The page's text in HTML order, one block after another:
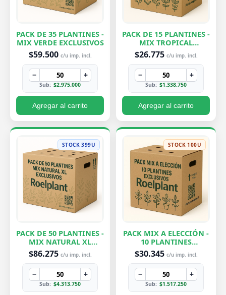
PACK DE 35 PLANTINES -
MIX VERDE EXCLUSIVOS
$59.500 c/u imp. incl.
− +
Sub: $2.975.000
Agregar al carrito
PACK DE 15 PLANTINES -
MIX TROPICAL
EXCLUSIVOS
$26.775 c/u imp. incl.
− +
Sub: $1.338.750
Agregar al carrito
STOCK 399U
PACK DE 50 PLANTINES -
MIX NATURAL XL
EXCLUSIVOS
$86.275 c/u imp. incl.
− +
Sub: $4.313.750
STOCK 100U
PACK MIX A ELECCIÓN -
10 PLANTINES
EXCLUSIVOS
$30.345 c/u imp. incl.
− +
Sub: $1.517.250